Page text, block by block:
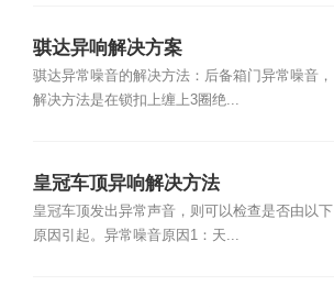
骐达异响解决方案
骐达异常噪音的解决方法：后备箱门异常噪音，
解决方法是在锁扣上缠上3圈绝...
皇冠车顶异响解决方法
皇冠车顶发出异常声音，则可以检查是否由以下
原因引起。异常噪音原因1：天...